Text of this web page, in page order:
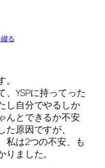
る
、YSPに持ってった
し自分でやるしか
んとできるか不安
原因ですが、
私は2つの不安、も
ました。